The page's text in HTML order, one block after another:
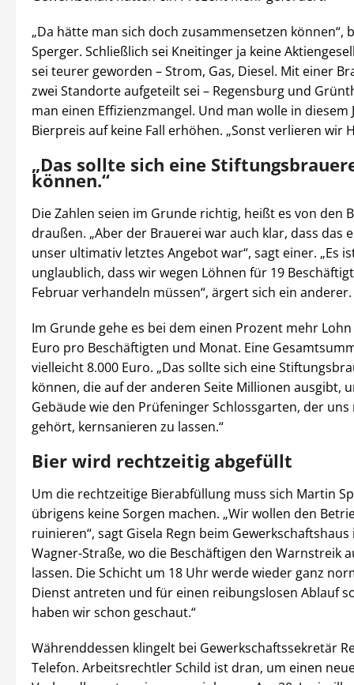
„Da hätte man sich doch zusammensetzen können“,
Sperger. Schließlich sei Kneitinger ja keine
sei teurer geworden – Strom, Gas, Diesel. Mit einer
zwei Standorte aufgeteilt sei – Regensburg und
man einen Effizienzmangel. Und man wolle in diesem
Bierpreis auf keine Fall erhöhen. „Sonst verlieren wir
„Das sollte sich eine
können.“
Die Zahlen seien im Grunde richtig, heißt es von den
draußen. „Aber der Brauerei war auch klar, dass das
unser ultimativ letztes Angebot war“, sagt einer. „Es
unglaublich, dass wir wegen Löhnen für 19
Februar verhandeln müssen“, ärgert sich ein anderer.
Im Grunde gehe es bei dem einen Prozent mehr
Euro pro Beschäftigten und Monat. Eine
vielleicht 8.000 Euro. „Das sollte sich eine
können, die auf der anderen Seite Millionen ausgibt,
Gebäude wie den Prüfeninger Schlossgarten, der
gehört, kernsanieren zu lassen.“
Bier wird rechtzeitig abgefüllt
Um die rechtzeitige Bierabfüllung muss sich Martin
übrigens keine Sorgen machen. „Wir wollen den
ruinieren“, sagt Gisela Regn beim
Wagner-Straße, wo die Beschäftigen den Warnstreik
lassen. Die Schicht um 18 Uhr werde wieder ganz
Dienst antreten und für einen reibungslosen Ablauf
haben wir schon geschaut.“
Währenddessen klingelt bei Gewerkschaftssekretär
Telefon. Arbeitsrechtler Schild ist dran, um einen